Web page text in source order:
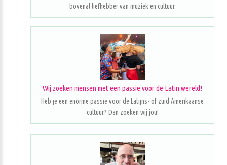
bovenal liefhebber van muziek en cultuur.
Wij zoeken mensen met een passie voor de Latin wereld!
Heb je een enorme passie voor de Latijns- of zuid Amerikaanse
cultuur? Dan zoeken wij jou!